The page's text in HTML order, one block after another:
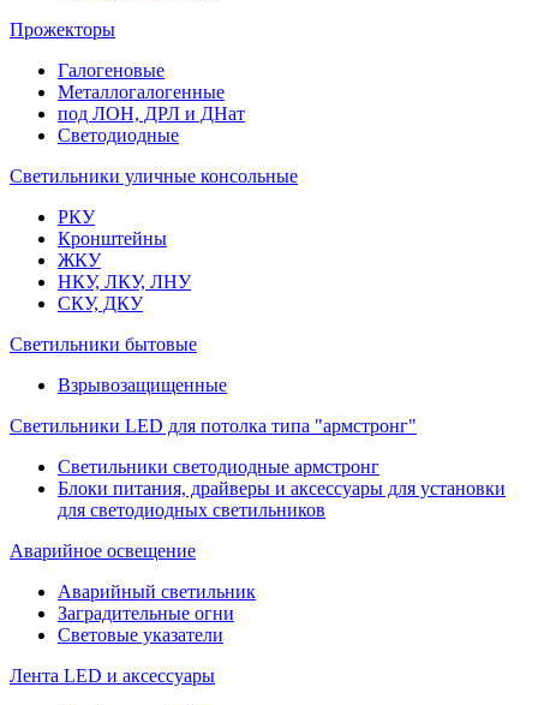
Прожекторы
Галогеновые
Металлогалогенные
под ЛОН, ДРЛ и ДНат
Светодиодные
Светильники уличные консольные
РКУ
Кронштейны
ЖКУ
НКУ, ЛКУ, ЛНУ
СКУ, ДКУ
Светильники бытовые
Взрывозащищенные
Светильники LED для потолка типа "армстронг"
Светильники светодиодные армстронг
Блоки питания, драйверы и аксессуары для установки
для светодиодных светильников
Аварийное освещение
Аварийный светильник
Заградительные огни
Световые указатели
Лента LED и аксессуары